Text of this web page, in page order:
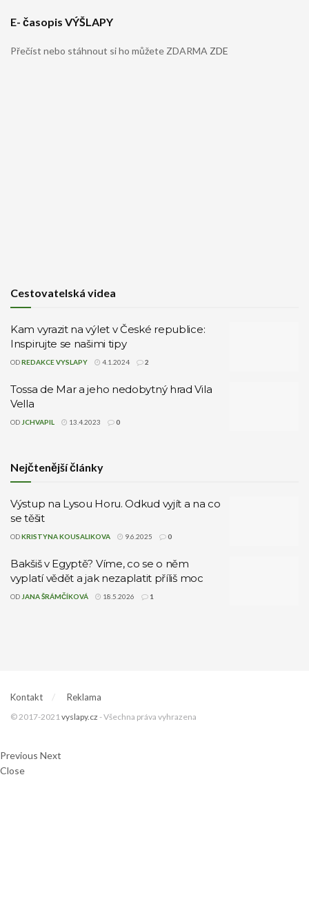
E- časopis VÝŠLAPY
Přečíst nebo stáhnout si ho můžete ZDARMA ZDE
Cestovatelská videa
Kam vyrazit na výlet v České republice:
Inspirujte se našimi tipy
ODREDAKCE VYSLAPY 4.1.2024 2
Tossa de Mar a jeho nedobytný hrad Vila
Vella
OD JCHVAPIL 13.4.2023 0
Nejčtenější články
Výstup na Lysou Horu. Odkud vyjít a na co
se těšit
ODKRISTYNA KOUSALIKOVA 9.6.2025 0
Bakšiš v Egyptě? Víme, co se o něm
vyplatí vědět a jak nezaplatit příliš moc
OD JANA ŠRÁMČÍKOVÁ 18.5.2026 1
Kontakt Reklama
© 2017-2021vyslapy.cz - Všechna práva vyhrazena
Previous Next
Close